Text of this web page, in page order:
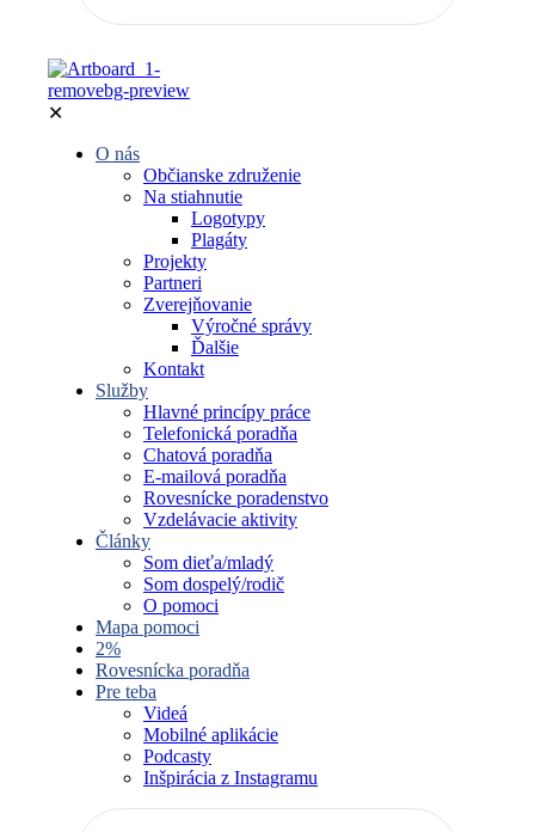
✕
O nás
Občianske združenie
Na stiahnutie
Logotypy
Plagáty
Projekty
Partneri
Zverejňovanie
Výročné správy
Ďalšie
Kontakt
Služby
Hlavné princípy práce
Telefonická poradňa
Chatová poradňa
E-mailová poradňa
Rovesnícke poradenstvo
Vzdelávacie aktivity
Články
Som dieťa/mladý
Som dospelý/rodič
O pomoci
Mapa pomoci
2%
Rovesnícka poradňa
Pre teba
Videá
Mobilné aplikácie
Podcasty
Inšpirácia z Instagramu